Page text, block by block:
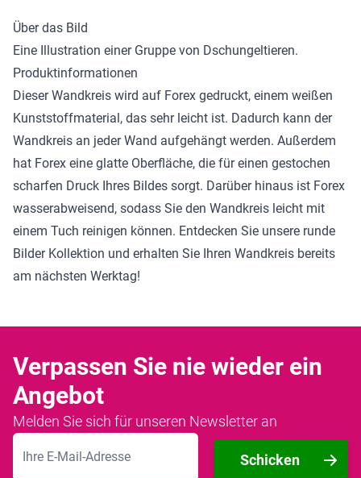
Über das Bild
Eine Illustration einer Gruppe von Dschungeltieren.
Produktinformationen
Dieser Wandkreis wird auf Forex gedruckt, einem weißen
Kunststoffmaterial, das sehr leicht ist. Dadurch kann der
Wandkreis an jeder Wand aufgehängt werden. Außerdem
hat Forex eine glatte Oberfläche, die für einen gestochen
scharfen Druck Ihres Bildes sorgt. Darüber hinaus ist Forex
wasserabweisend, sodass Sie den Wandkreis leicht mit
einem Tuch reinigen können. Entdecken Sie unsere runde
Bilder Kollektion und erhalten Sie Ihren Wandkreis bereits
am nächsten Werktag!
Verpassen Sie nie wieder ein
Angebot
Melden Sie sich für unseren Newsletter an
E-Mailadresse
Schicken